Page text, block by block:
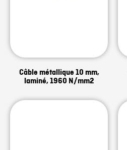
Câble métallique 10 mm,
laminé, 1960 N/mm2